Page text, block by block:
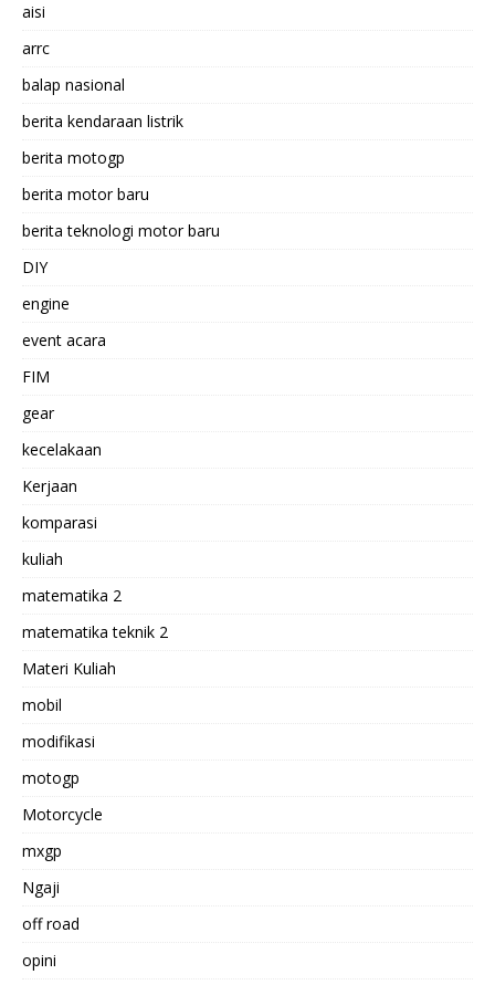
aisi
arrc
balap nasional
berita kendaraan listrik
berita motogp
berita motor baru
berita teknologi motor baru
DIY
engine
event acara
FIM
gear
kecelakaan
Kerjaan
komparasi
kuliah
matematika 2
matematika teknik 2
Materi Kuliah
mobil
modifikasi
motogp
Motorcycle
mxgp
Ngaji
off road
opini